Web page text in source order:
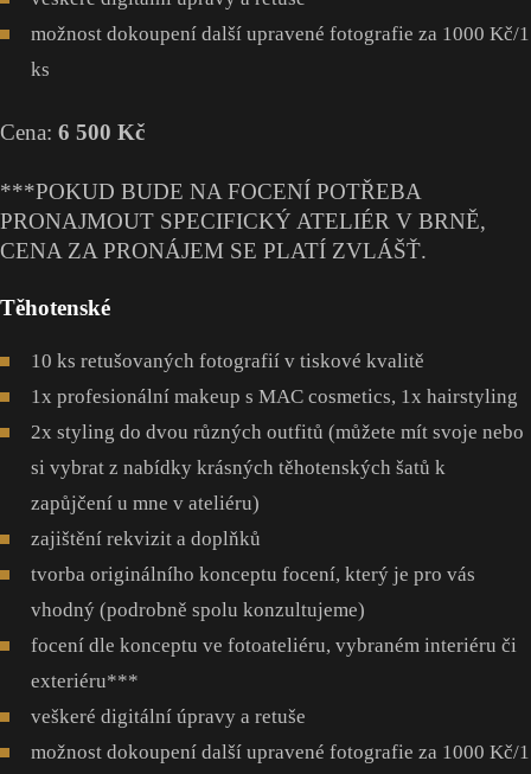
možnost dokoupení další upravené fotografie za 1000 Kč/1
ks
Cena: 6 500 Kč
***POKUD BUDE NA FOCENÍ POTŘEBA
PRONAJMOUT SPECIFICKÝ ATELIÉR V BRNĚ,
CENA ZA PRONÁJEM SE PLATÍ ZVLÁŠŤ.
Těhotenské
10 ks retušovaných fotografií v tiskové kvalitě
1x profesionální makeup s MAC cosmetics, 1x hairstyling
2x styling do dvou různých outfitů (můžete mít svoje nebo
si vybrat z nabídky krásných těhotenských šatů k
zapůjčení u mne v ateliéru)
zajištění rekvizit a doplňků
tvorba originálního konceptu focení, který je pro vás
vhodný (podrobně spolu konzultujeme)
focení dle konceptu ve fotoateliéru, vybraném interiéru či
exteriéru***
veškeré digitální úpravy a retuše
možnost dokoupení další upravené fotografie za 1000 Kč/1